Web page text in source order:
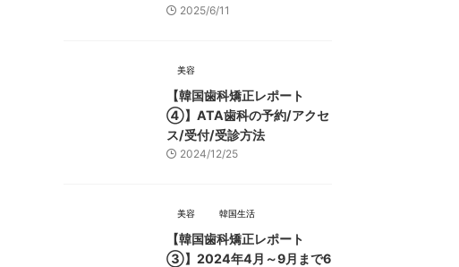
2025/6/11
美容
【韓国歯科矯正レポート
➃】ATA歯科の予約/アクセ
ス/受付/受診方法
2024/12/25
美容 韓国生活
【韓国歯科矯正レポート
➂】2024年4月～9月まで6